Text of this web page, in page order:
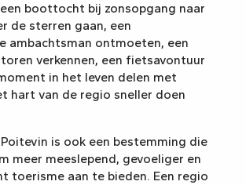
boottocht bij zonsopgang naar
de sterren gaan, een
ambachtsman ontmoeten, een
verkennen, een fietsavontuur
in het leven delen met
hart van de regio sneller doen
is ook een bestemming die
meer meeslepend, gevoeliger en
toerisme aan te bieden. Een regio